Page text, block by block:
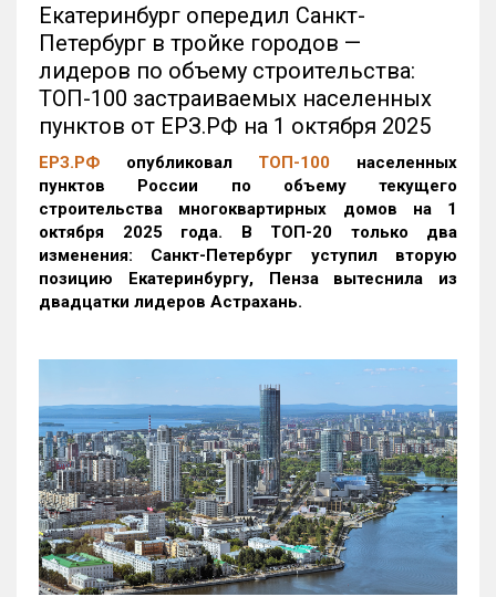
Екатеринбург опередил Санкт-
Петербург в тройке городов —
лидеров по объему строительства:
ТОП-100 застраиваемых населенных
пунктов от ЕРЗ.РФ на 1 октября 2025
ЕРЗ.РФ опубликовал ТОП-100 населенных
пунктов России по объему текущего
строительства многоквартирных домов на 1
октября 2025 года. В ТОП-20 только два
изменения: Санкт-Петербург уступил вторую
позицию Екатеринбургу, Пенза вытеснила из
двадцатки лидеров Астрахань.